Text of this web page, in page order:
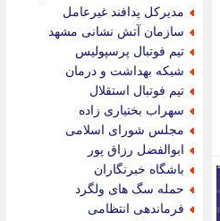
مدیرکل پدافند غیرعامل
سازمان آتش نشانی مشهد
تیم فوتبال پرسپولیس
شبکه بهداشت و درمان
تیم فوتبال استقلال
سهراب بختیاری زاده
مجلس شورای اسلامی
ابوالفضل رزاق پور
باشگاه خبرنگاران
حمله سگ های ولگرد
فرماندهی انتظامی